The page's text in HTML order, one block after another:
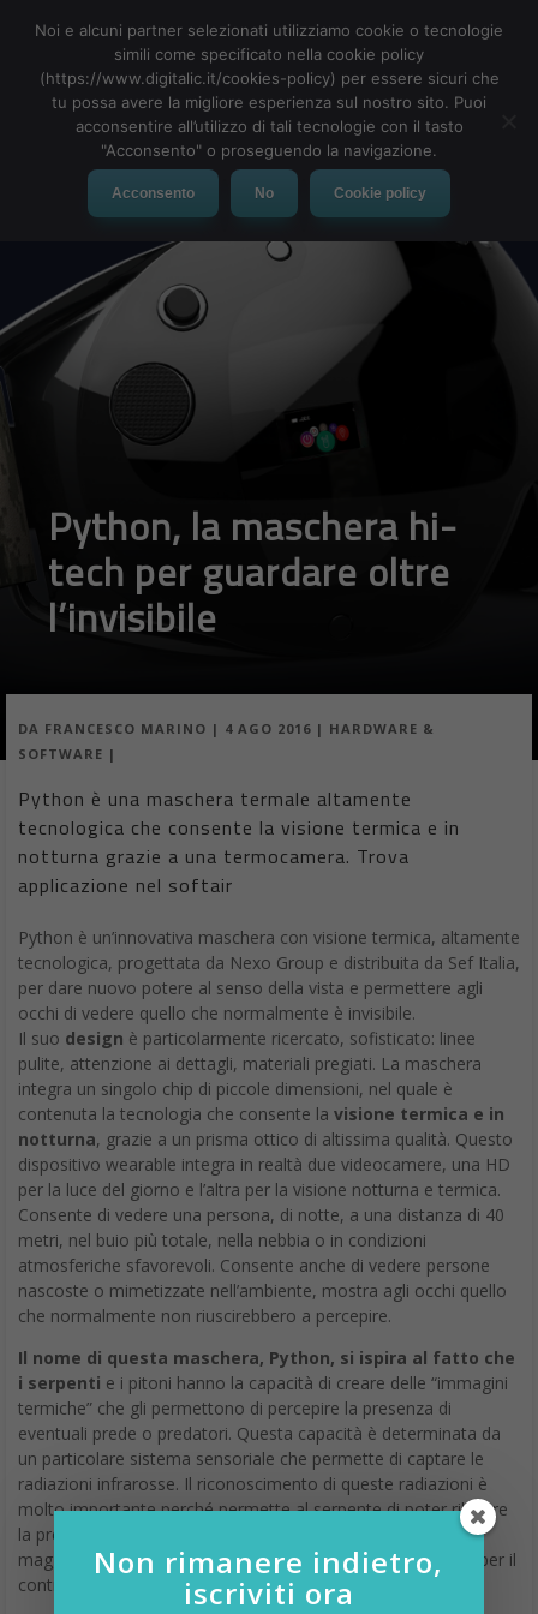
MENU
Python, la maschera hi-
tech per guardare oltre
l’invisibile
DA FRANCESCO MARINO | 4 AGO 2016 | HARDWARE &
SOFTWARE |
Python è una maschera termale altamente
tecnologica che consente la visione termica e in
notturna grazie a una termocamera. Trova
applicazione nel softair
Python è un’innovativa maschera con visione termica, altamente
tecnologica, progettata da Nexo Group e distribuita da Sef Italia,
per dare nuovo potere al senso della vista e permettere agli
occhi di vedere quello che normalmente è invisibile.
Il suo design è particolarmente ricercato, sofisticato: linee
pulite, attenzione ai dettagli, materiali pregiati. La maschera
integra un singolo chip di piccole dimensioni, nel quale è
contenuta la tecnologia che consente la visione termica e in
notturna, grazie a un prisma ottico di altissima qualità. Questo
dispositivo wearable integra in realtà due videocamere, una HD
per la luce del giorno e l’altra per la visione notturna e termica.
Consente di vedere una persona, di notte, a una distanza di 40
metri, nel buio più totale, nella nebbia o in condizioni
atmosferiche sfavorevoli. Consente anche di vedere persone
nascoste o mimetizzate nell’ambiente, mostra agli occhi quello
che normalmente non riuscirebbero a percepire.
Il nome di questa maschera, Python, si ispira al fatto che
i serpenti e i pitoni hanno la capacità di creare delle “immagini
termiche” che gli permettono di percepire la presenza di
eventuali prede o predatori. Questa capacità è determinata da
un particolare sistema sensoriale che permette di captare le
radiazioni infrarosse. Il riconoscimento di queste radiazioni è
molto importante perché permette al serpente di poter rilevare
la presenza della preda in modo preciso e veloce a distanze
maggiori di un 1 m, oltre ciò è utile per evitare i predatori e per il
controllare la termoregolazione.
Non rimanere indietro,
iscriviti ora
Noi e alcuni partner selezionati utilizziamo cookie o tecnologie
simili come specificato nella cookie policy
(https://www.digitalic.it/cookies-policy) per essere sicuri che
tu possa avere la migliore esperienza sul nostro sito. Puoi
acconsentire all’utilizzo di tali tecnologie con il tasto
"Acconsento" o proseguendo la navigazione.
Acconsento No Cookie policy